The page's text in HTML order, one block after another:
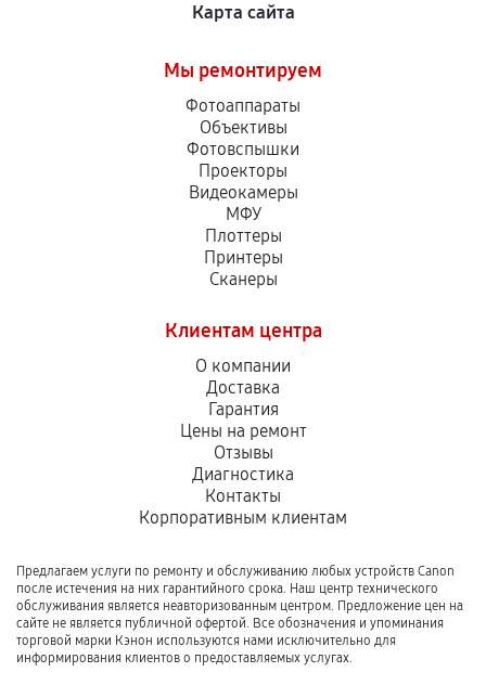
Карта сайта
Мы ремонтируем
Фотоаппараты
Объективы
Фотовспышки
Проекторы
Видеокамеры
МФУ
Плоттеры
Принтеры
Сканеры
Клиентам центра
О компании
Доставка
Гарантия
Цены на ремонт
Отзывы
Диагностика
Контакты
Корпоративным клиентам
Предлагаем услуги по ремонту и обслуживанию любых устройств Canon
после истечения на них гарантийного срока. Наш центр технического
обслуживания является неавторизованным центром. Предложение цен на
сайте не является публичной офертой. Все обозначения и упоминания
торговой марки Кэнон используются нами исключительно для
информирования клиентов о предоставляемых услугах.